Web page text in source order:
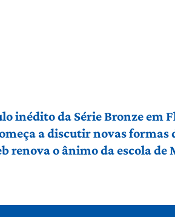
inédito da Série Bronze em
a discutir novas formas
renova o ânimo da escola